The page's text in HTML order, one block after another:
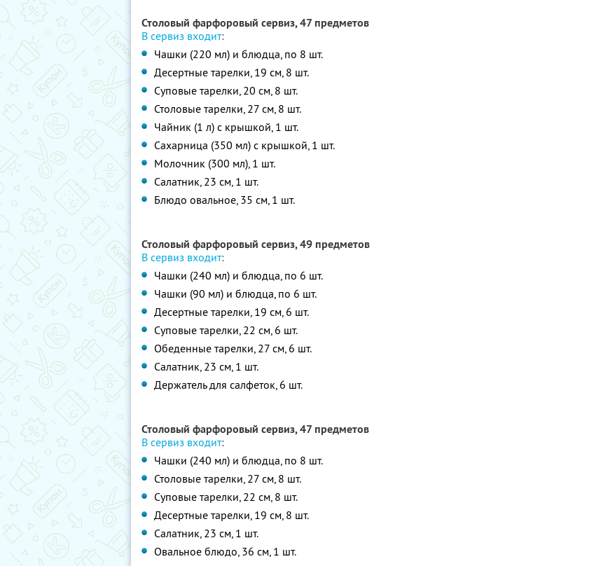
Столовый фарфоровый сервиз, 47 предметов
В сервиз входит:
Чашки (220 мл) и блюдца, по 8 шт.
Десертные тарелки, 19 см, 8 шт.
Суповые тарелки, 20 см, 8 шт.
Столовые тарелки, 27 см, 8 шт.
Чайник (1 л) с крышкой, 1 шт.
Сахарница (350 мл) с крышкой, 1 шт.
Молочник (300 мл), 1 шт.
Салатник, 23 см, 1 шт.
Блюдо овальное, 35 см, 1 шт.
Столовый фарфоровый сервиз, 49 предметов
В сервиз входит:
Чашки (240 мл) и блюдца, по 6 шт.
Чашки (90 мл) и блюдца, по 6 шт.
Десертные тарелки, 19 см, 6 шт.
Суповые тарелки, 22 см, 6 шт.
Обеденные тарелки, 27 см, 6 шт.
Салатник, 23 см, 1 шт.
Держатель для салфеток, 6 шт.
Столовый фарфоровый сервиз, 47 предметов
В сервиз входит:
Чашки (240 мл) и блюдца, по 8 шт.
Столовые тарелки, 27 см, 8 шт.
Суповые тарелки, 22 см, 8 шт.
Десертные тарелки, 19 см, 8 шт.
Салатник, 23 см, 1 шт.
Овальное блюдо, 36 см, 1 шт.